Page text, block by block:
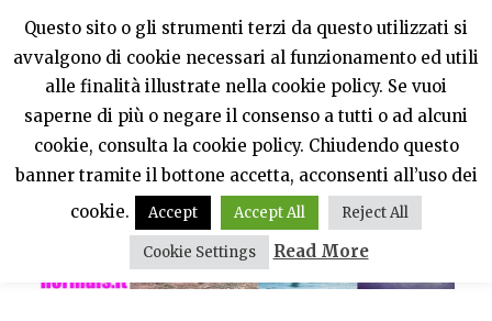
PercheNONEssereNormali?
MENU
Questo sito o gli strumenti terzi da questo utilizzati si
avvalgono di cookie necessari al funzionamento ed utili
alle finalità illustrate nella cookie policy. Se vuoi
saperne di più o negare il consenso a tutti o ad alcuni
cookie, consulta la cookie policy. Chiudendo questo
banner tramite il bottone accetta, acconsenti all’uso dei
cookie.
Accept Accept All Reject All
Cookie Settings Read More